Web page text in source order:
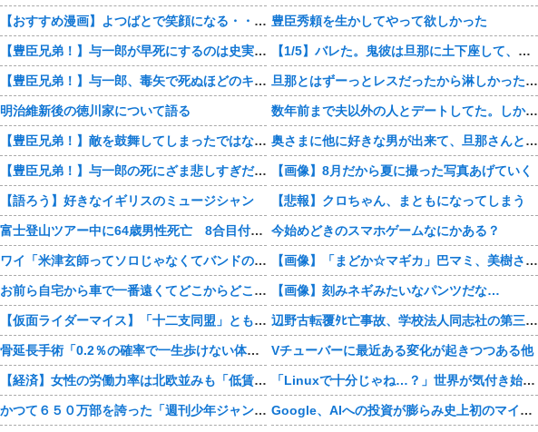
【おすすめ漫画】よつばとで笑顔になる・・・・
【豊臣兄弟！】与一郎が早死にするのは史実なの・・・？
【豊臣兄弟！】与一郎、毒矢で死ぬほどのキャラだったっけ・・・・
明治維新後の徳川家について語る
【豊臣兄弟！】敵を鼓舞してしまったではないか・・・？
【豊臣兄弟！】与一郎の死にざま悲しすぎだろ・・・？
【語ろう】好きなイギリスのミュージシャン
富士登山ツアー中に64歳男性死亡 8合目付近で意識失う
ワイ「米津玄師ってソロじゃなくてバンドのボーカルならよかったよね」
お前ら自宅から車で一番遠くてどこからどこまで行ったことある？
【仮面ライダーマイス】「十二支同盟」とも戦うらしいけど
骨延長手術「0.2％の確率で一生歩けない体になるけど足が10cm伸びます」←コスパ良すぎるだろ
【経済】女性の労働力率は北欧並みも「低賃金依存」の限界 団塊世代の完全引退で、企業が迫られる“最後の選択”
かつて６５０万部を誇った「週刊少年ジャンプ」、発行部数が初の100万部割れ
豊臣秀頼を生かしてやって欲しかった
【1/5】バレた。鬼彼は旦那に土下座して、家族には言わないで下さいって…。いつの間にか子供も出来ていたようで私はドン引きでした。→お前の旦那はお前にドン引きだよｗ
旦那とはずーっとレスだったから淋しかった。彼とは魔が差したというか恋に恋してしまって… 結婚してくれ！って言われたけど、それは彼が毎日色々したいだけ。やっと目が覚めた。
数年前まで夫以外の人とデートしてた。しかも相手はみんな夫の仕事関係の人。例えるなら夫はサッカーチームの管理栄養士、デート相手複数人は全員そのサッカーチーム選手みたいな。
奥さまに他に好きな男が出来て、旦那さんと離婚したいため旦那さんのＤＶをでっちあげて、まんまと周りを騙している話を聞いたのは、未来の鬼女たちだったｗ
【画像】8月だから夏に撮った写真あげていく
【悲報】クロちゃん、まともになってしまう
今始めどきのスマホゲームなにかある？
【画像】「まどか☆マギカ」巴マミ、美樹さやか、佐倉杏子エロすぎ放課後えんこーハメ撮りどぴゅどぴゅエチエチが最高すぎる❣
【画像】刻みネギみたいなパンツだな…
辺野古転覆ﾀﾋ亡事故、学校法人同志社の第三者委員会が調査報告書を公表 … 安全配慮義務違反や安全管理に関する検証を妨げた組織風土の存在を指摘
Vチューバーに最近ある変化が起きつつある他
「Linuxで十分じゃね…？」世界が気付き始める他
Google、AIへの投資が膨らみ史上初のマイナスキャッシュフローに陥る他